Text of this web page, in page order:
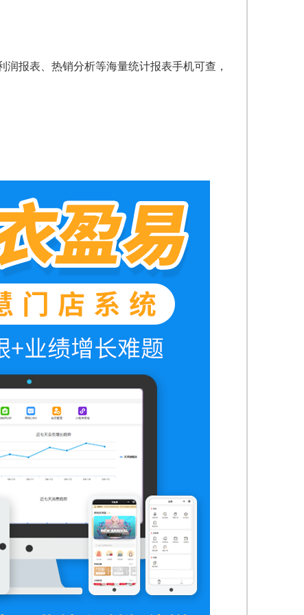
报表、热销分析等海量统计报表手机可查，